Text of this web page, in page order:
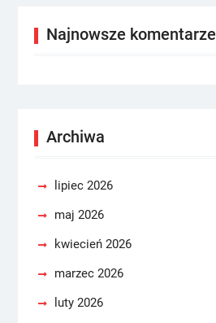
Najnowsze komentarze
Archiwa
lipiec 2026
maj 2026
kwiecień 2026
marzec 2026
luty 2026